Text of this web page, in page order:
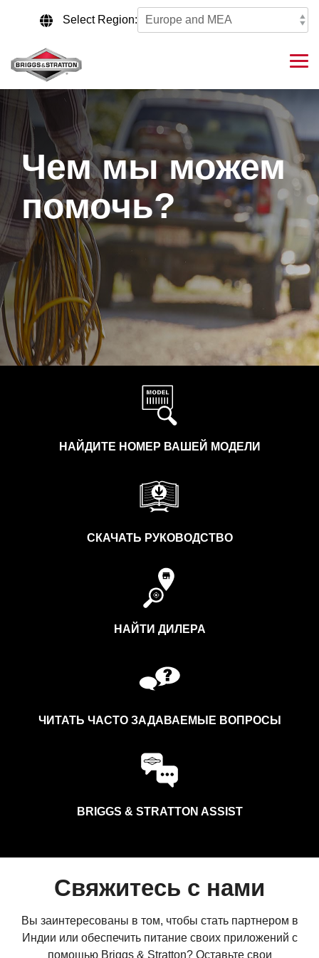
content.
Select Region:
Чем мы можем
помочь?
НАЙДИТЕ НОМЕР ВАШЕЙ МОДЕЛИ
СКАЧАТЬ РУКОВОДСТВО
НАЙТИ ДИЛЕРА
ЧИТАТЬ ЧАСТО ЗАДАВАЕМЫЕ ВОПРОСЫ
BRIGGS & STRATTON ASSIST
Свяжитесь с нами
Вы заинтересованы в том, чтобы стать партнером в
Индии или обеспечить питание своих приложений с
помощью Briggs & Stratton? Оставьте свои